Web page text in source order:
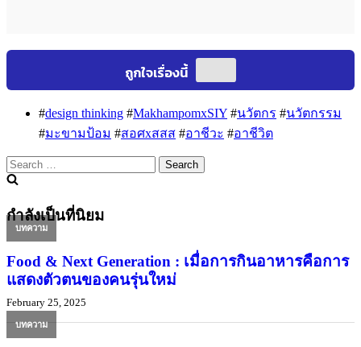
#design thinking #MakhampomxSIY #นวัตกร #นวัตกรรม
#มะขามป้อม #สอศxสสส #อาชีวะ #อาชีวิต
Search
for:
กำลังเป็นที่นิยม
บทความ
Food & Next Generation : เมื่อการกินอาหารคือการ
แสดงตัวตนของคนรุ่นใหม่
February 25, 2025
บทความ